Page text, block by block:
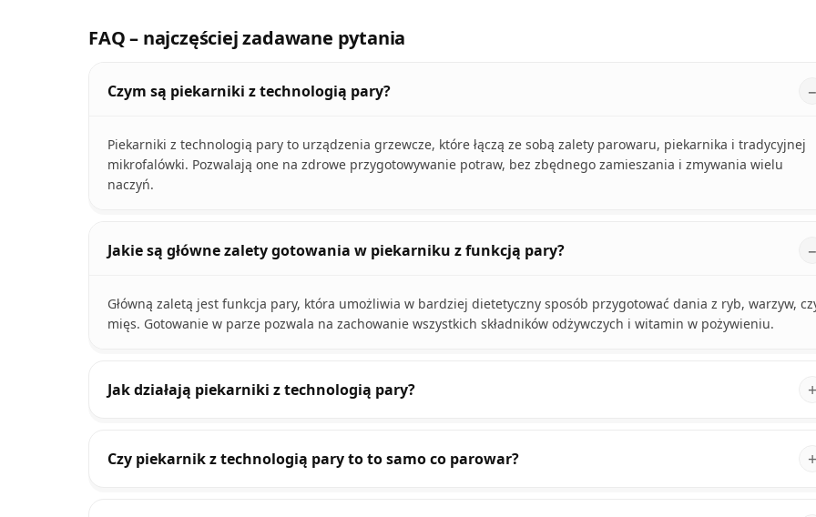
FAQ – najczęściej zadawane pytania
Czym są piekarniki z technologią pary?
Piekarniki z technologią pary to urządzenia grzewcze, które łączą ze sobą zalety parowaru, piekarnika i tradycyjnej
mikrofalówki. Pozwalają one na zdrowe przygotowywanie potraw, bez zbędnego zamieszania i zmywania wielu
naczyń.
Jakie są główne zalety gotowania w piekarniku z funkcją pary?
Główną zaletą jest funkcja pary, która umożliwia w bardziej dietetyczny sposób przygotować dania z ryb, warzyw,
mięs. Gotowanie w parze pozwala na zachowanie wszystkich składników odżywczych i witamin w pożywieniu.
Jak działają piekarniki z technologią pary?
Czy piekarnik z technologią pary to to samo co parowar?